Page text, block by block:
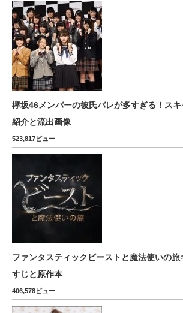
欅坂46メンバーの彼氏バレが多すぎる！ス
紹介と流出画像
523,817ビュー
ファンタスティックビーストと魔法使いの旅
すじと原作本
406,578ビュー